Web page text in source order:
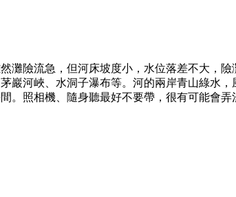
灘險流急，但河床坡度小，水位落差不大，
巖河峽、水洞子瀑布等。河的兩岸青山綠水
。照相機、隨身聽最好不要帶，很有可能會